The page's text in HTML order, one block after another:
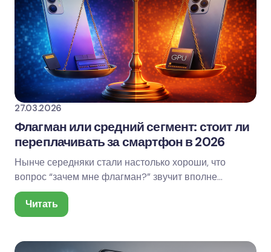
27.03.2026
Флагман или средний сегмент: стоит ли
переплачивать за смартфон в 2026
Нынче середняки стали настолько хороши, что
вопрос “зачем мне флагман?” звучит вполне
логично. Соцсети летают, камеры в нормальном
свете…
Читать